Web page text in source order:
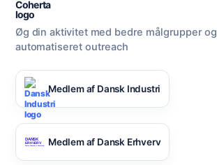
Øg din aktivitet med bedre målgrupper og
automatiseret outreach
Medlem af Dansk Industri
Medlem af Dansk Erhverv